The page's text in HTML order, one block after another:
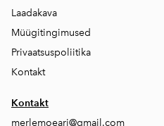
Laadakava
Müügitingimused
Privaatsuspoliitika
Kontakt
Kontakt
merlemoeari@gmail.com